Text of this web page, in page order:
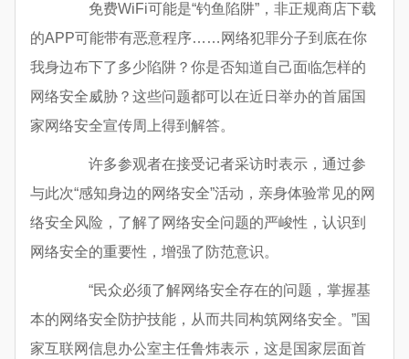
免费WiFi可能是“钓鱼陷阱”，非正规商店下载
的APP可能带有恶意程序……网络犯罪分子到底在你
我身边布下了多少陷阱？你是否知道自己面临怎样的
网络安全威胁？这些问题都可以在近日举办的首届国
家网络安全宣传周上得到解答。
许多参观者在接受记者采访时表示，通过参
与此次“感知身边的网络安全”活动，亲身体验常见的网
络安全风险，了解了网络安全问题的严峻性，认识到
网络安全的重要性，增强了防范意识。
“民众必须了解网络安全存在的问题，掌握基
本的网络安全防护技能，从而共同构筑网络安全。”国
家互联网信息办公室主任鲁炜表示，这是国家层面首